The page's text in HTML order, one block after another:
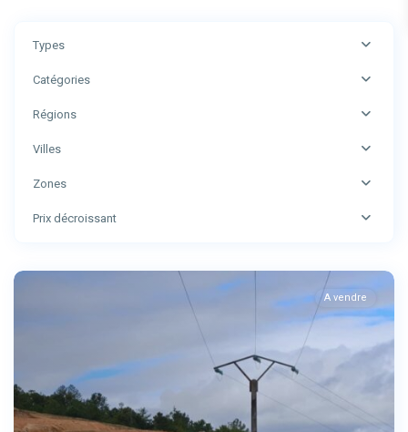
Types
Catégories
Régions
Villes
Zones
Prix décroissant
A vendre